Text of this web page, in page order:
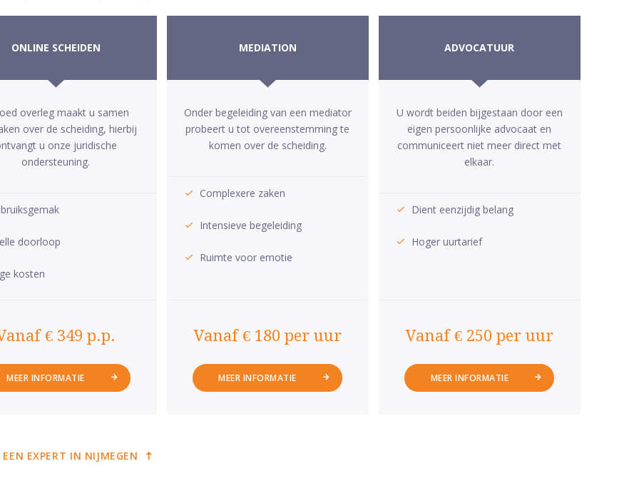
ONLINE SCHEIDEN
overleg maakt u samen
over de scheiding, hierbij
u onze juridische
ondersteuning.
doorloop
kosten
€ 349 p.p.
MEER INFORMATIE
MEDIATION
Onder begeleiding van een mediator
probeert u tot overeenstemming te
komen over de scheiding.
Complexere zaken
Intensieve begeleiding
Ruimte voor emotie
Vanaf € 180 per uur
MEER INFORMATIE
ADVOCATUUR
U wordt beiden bijgestaan door een
eigen persoonlijke advocaat en
communiceert niet meer direct met
elkaar.
Dient eenzijdig belang
Hoger uurtarief
Vanaf € 250 per uur
MEER INFORMATIE
EXPERT IN NIJMEGEN